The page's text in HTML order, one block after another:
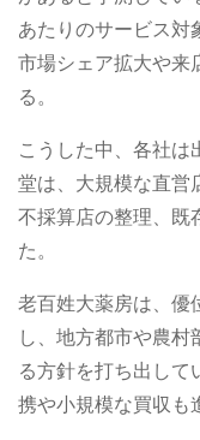
あたりのサービス対
市場シェア拡大や来
る。
こうした中、各社
堂は、大規模な直営
不採算店の整理、既
た。
老百姓大薬房は、優
し、地方都市や農
る方針を打ち出し
携や小規模な買収も